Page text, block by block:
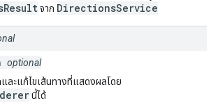
จาก DirectionsService
optional
และแก้ไขเส้นทางที่แสดงผลโดย
นี้ได้